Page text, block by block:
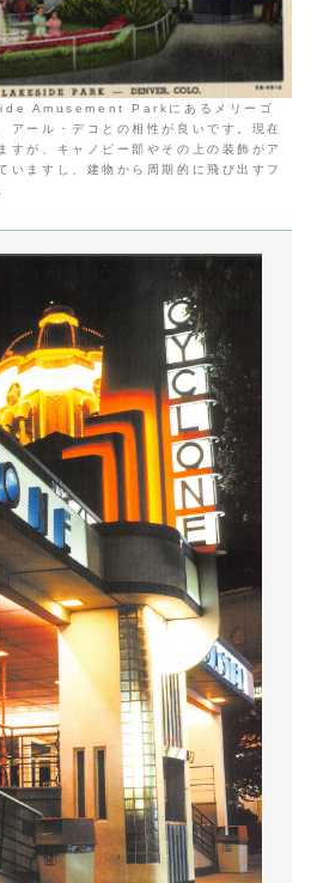
Amusement Parkにあるメリーゴ
アール・デコとの相性が良いです。現在
すが、キャノピー部やその上の装飾がア
いますし、建物から周期的に飛び出すフ